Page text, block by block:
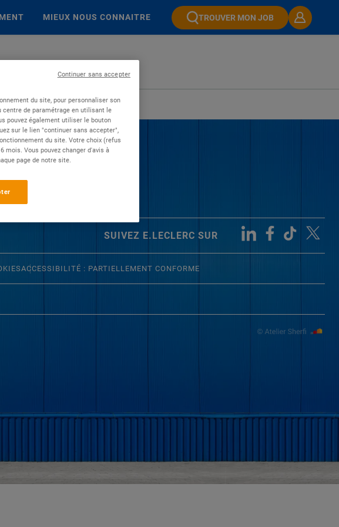
MIEUX NOUS CONNAITRE TROUVER MON JOB
SUIVEZ E.LECLERC SUR
ACCESSIBILITÉ : PARTIELLEMENT CONFORME
du site, pour personnaliser son
centre de paramétrage en utilisant le
pouvez également utiliser le bouton
sur le lien "continuer sans accepter",
du site. Votre choix (refus
mois. Vous pouvez changer d'avis à
page de notre site.
Continuer sans accepter